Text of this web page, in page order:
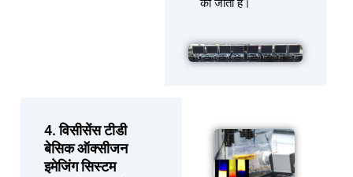
की जाती है।
4. विसीसेंस टीडी
बेसिक ऑक्सीजन
इमेजिंग सिस्टम